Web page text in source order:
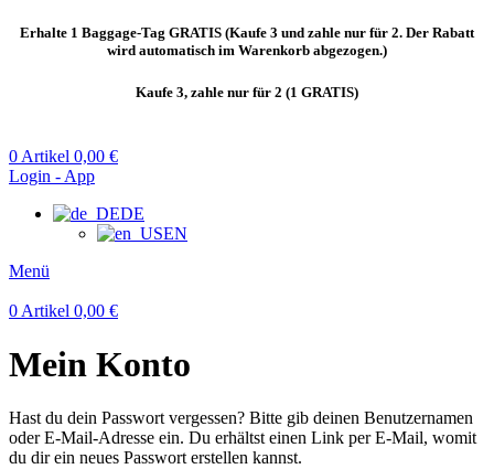
Erhalte 1 Baggage-Tag GRATIS (Kaufe 3 und zahle nur für 2. Der Rabatt
wird automatisch im Warenkorb abgezogen.)
Kaufe 3, zahle nur für 2 (1 GRATIS)
0 Artikel 0,00 €
Login - App
DE
EN
Menü
0 Artikel 0,00 €
Mein Konto
Hast du dein Passwort vergessen? Bitte gib deinen Benutzernamen
oder E-Mail-Adresse ein. Du erhältst einen Link per E-Mail, womit
du dir ein neues Passwort erstellen kannst.